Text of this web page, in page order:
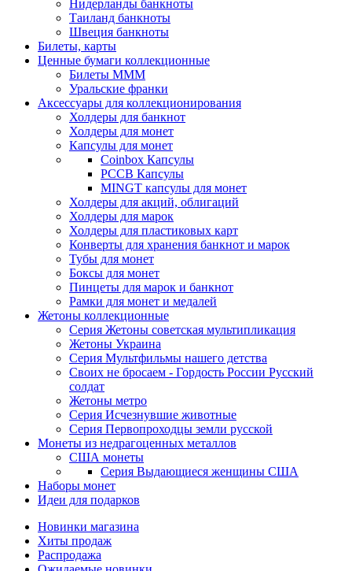
Нидерланды банкноты
Таиланд банкноты
Швеция банкноты
Билеты, карты
Ценные бумаги коллекционные
Билеты МММ
Уральские франки
Аксессуары для коллекционирования
Холдеры для банкнот
Холдеры для монет
Капсулы для монет
Coinbox Капсулы
РССВ Капсулы
MINGT капсулы для монет
Холдеры для акций, облигаций
Холдеры для марок
Холдеры для пластиковых карт
Конверты для хранения банкнот и марок
Тубы для монет
Боксы для монет
Пинцеты для марок и банкнот
Рамки для монет и медалей
Жетоны коллекционные
Серия Жетоны советская мультипликация
Жетоны Украина
Серия Мультфильмы нашего детства
Своих не бросаем - Гордость России Русский
солдат
Жетоны метро
Серия Исчезнувшие животные
Серия Первопроходцы земли русской
Монеты из недрагоценных металлов
США монеты
Серия Выдающиеся женщины США
Наборы монет
Идеи для подарков
Новинки магазина
Хиты продаж
Распродажа